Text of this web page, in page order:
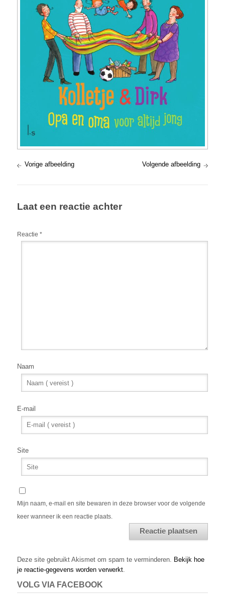
Vorige afbeelding Volgende afbeelding
Laat een reactie achter
Reactie *
Naam
E-mail
Site
Mijn naam, e-mail en site bewaren in deze browser voor de volgende
keer wanneer ik een reactie plaats.
Deze site gebruikt Akismet om spam te verminderen.
Bekijk hoe
je reactie-gegevens worden verwerkt
VOLG VIA FACEBOOK